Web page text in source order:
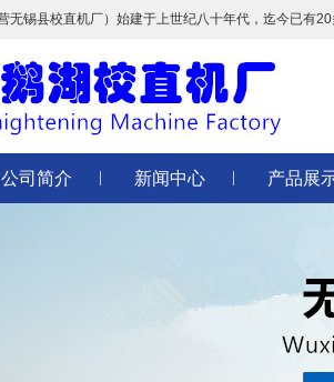
无锡县校直机厂）始建于上世纪八十年代，迄今已有
公司简介 新闻中心 产品展